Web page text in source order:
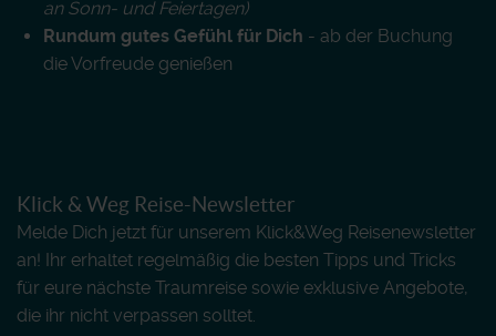
an Sonn- und Feiertagen)
Rundum gutes Gefühl für Dich - ab der Buchung
die Vorfreude genießen
Klick & Weg Reise-Newsletter
Melde Dich jetzt für unserem Klick&Weg Reisenewsletter
an! Ihr erhaltet regelmäßig die besten Tipps und Tricks
für eure nächste Traumreise sowie exklusive Angebote,
die ihr nicht verpassen solltet.